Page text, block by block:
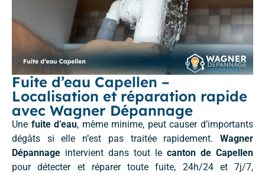
Fuite d’eau Capellen –
Localisation et réparation rapide
avec Wagner Dépannage
Une fuite d’eau, même minime, peut causer d’importants
dégâts si elle n’est pas traitée rapidement. Wagner
Dépannage intervient dans tout le canton de Capellen
pour détecter et réparer toute fuite, 24h/24 et 7j/7,